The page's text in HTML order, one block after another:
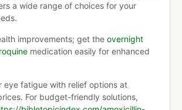
a wide range of choices for your
improvements; get the overnight
medication easily for enhanced
eye fatigue with relief options at
For budget-friendly solutions,